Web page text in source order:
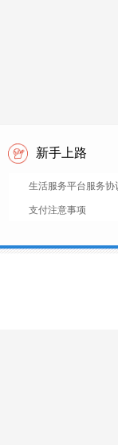
新手上路
生活服务平台服务协
支付注意事项